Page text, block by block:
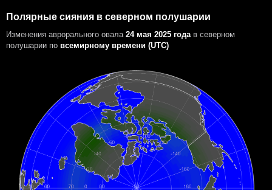
Полярные сияния в северном полушарии
Изменения аврорального овала 24 мая 2025 годав северном
полушарии по всемирному времени (UTC)